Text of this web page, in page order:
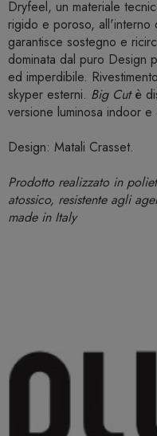
Dryfeel, un materiale
rigido e poroso, all'interno
garantisce sostegno e
dominata dal puro Design
ed imperdibile.
skyper esterni. Big Cutè
versione luminosa indoor
Design: Matali Crasset.
Prodotto realizzato in
atossico, resistente agli
made in Italy